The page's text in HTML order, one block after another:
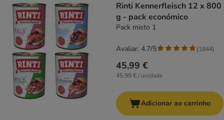
Rinti Kennerfleisch 12 x 800
g - pack económico
Pack misto 1
45,99 €
45,99 € / unidade
Avaliar: 4.7/5 (1844)
Adicionar ao carrinho